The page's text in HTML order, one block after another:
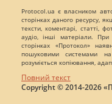
Protocol.ua є власником
сторінках даного ресурсу,
тексти, коментарі, статті,
аудіо, інші матеріали.
сторінках «Протокол»
пошуковими системами
розуміється копіювання,
Повний текст
Copyright © 2014-2026